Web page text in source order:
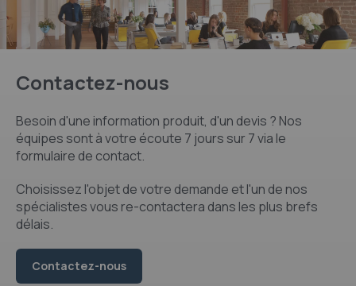
Contactez-nous
Besoin d'une information produit, d'un devis ? Nos
équipes sont à votre écoute 7 jours sur 7 via le
formulaire de contact.
Choisissez l'objet de votre demande et l'un de nos
spécialistes vous re-contactera dans les plus brefs
délais.
Contactez-nous